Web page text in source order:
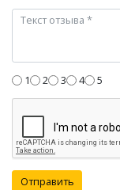
1 2 3 4 5
Отправить